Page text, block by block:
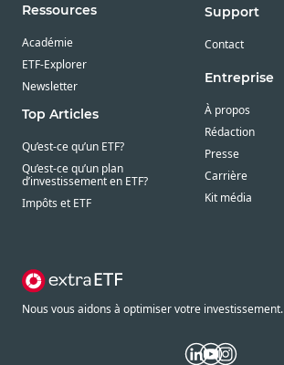
Ressources
Académie
ETF-Explorer
Newsletter
Top Articles
Qu’est-ce qu’un ETF?
Qu’est-ce qu’un plan
d’investissement en ETF?
Impôts et ETF
Support
Contact
Entreprise
À propos
Rédaction
Presse
Carrière
Kit média
Nous vous aidons à optimiser votre investissement.